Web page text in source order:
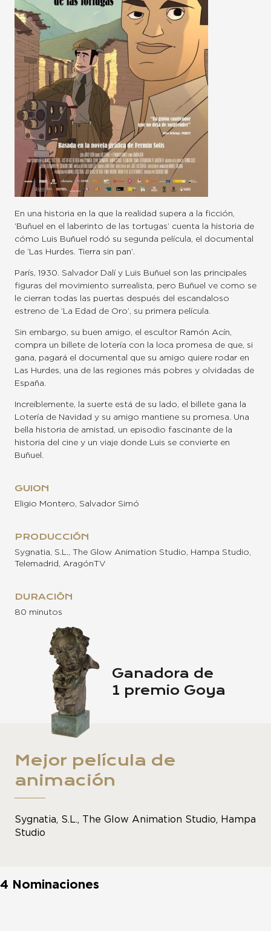
En una historia en la que la realidad supera a la ficción,
‘Buñuel en el laberinto de las tortugas’ cuenta la historia de
cómo Luis Buñuel rodó su segunda película, el documental
de ‘Las Hurdes. Tierra sin pan’.
París, 1930. Salvador Dalí y Luis Buñuel son las principales
figuras del movimiento surrealista, pero Buñuel ve como se
le cierran todas las puertas después del escandaloso
estreno de ‘La Edad de Oro’, su primera película.
Sin embargo, su buen amigo, el escultor Ramón Acín,
compra un billete de lotería con la loca promesa de que, si
gana, pagará el documental que su amigo quiere rodar en
Las Hurdes, una de las regiones más pobres y olvidadas de
España.
Increíblemente, la suerte está de su lado, el billete gana la
Lotería de Navidad y su amigo mantiene su promesa. Una
bella historia de amistad, un episodio fascinante de la
historia del cine y un viaje donde Luis se convierte en
Buñuel.
GUION
Eligio Montero, Salvador Simó
PRODUCCIÓN
Sygnatia, S.L., The Glow Animation Studio, Hampa Studio,
Telemadrid, AragónTV
DURACIÓN
80 minutos
Ganadora de
1 premio Goya
Mejor película de
animación
Sygnatia, S.L., The Glow Animation Studio, Hampa
Studio
4 Nominaciones